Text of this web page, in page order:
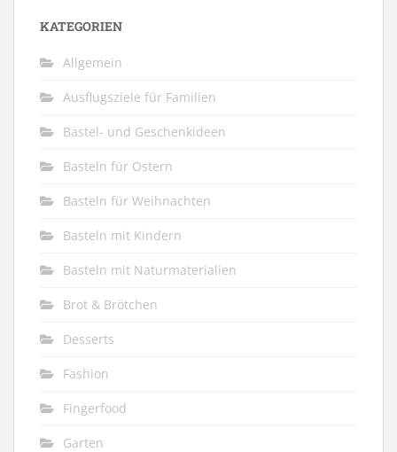
KATEGORIEN
Allgemein
Ausflugsziele für Familien
Bastel- und Geschenkideen
Basteln für Ostern
Basteln für Weihnachten
Basteln mit Kindern
Basteln mit Naturmaterialien
Brot & Brötchen
Desserts
Fashion
Fingerfood
Garten